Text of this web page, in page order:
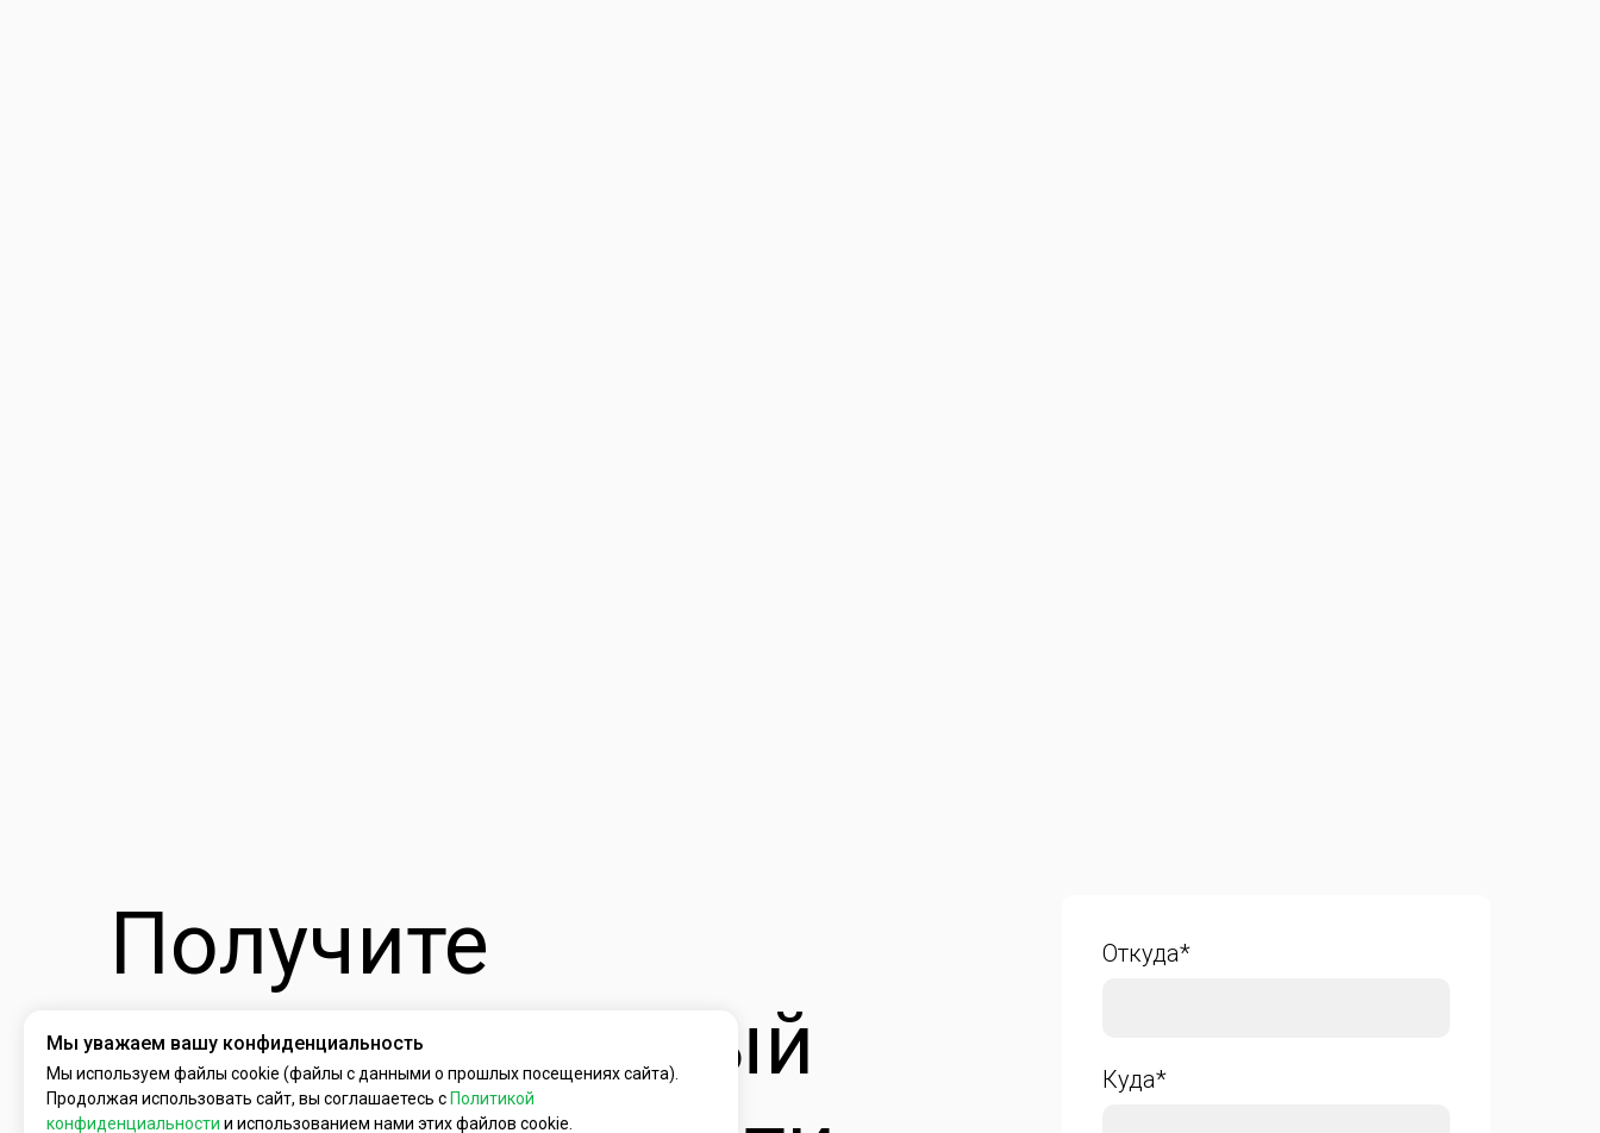
Получите
индивидуальный
Откуда*
Куда*
Мы уважаем вашу конфиденциальность
Мы используем файлы cookie (файлы с данными о прошлых посещениях сайта).
Продолжая использовать сайт, вы соглашаетесь с Политикой
конфиденциальности и использованием нами этих файлов cookie.